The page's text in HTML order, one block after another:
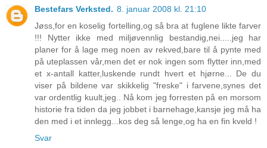
Bestefars Verksted. 8. januar 2008 kl. 21:10
Jøss,for en koselig fortelling,og så bra at fuglene likte farver
!!! Nytter ikke med miljøvennlig bestandig,nei.....jeg har
planer for å lage meg noen av rekved,bare til å pynte med
på uteplassen vår,men det er nok ingen som flytter inn,med
et x-antall katter,luskende rundt hvert et hjørne... De du
viser på bildene var skikkelig "freske" i farvene,synes det
var ordentlig kuult,jeg.. Nå kom jeg forresten på en morsom
historie fra tiden da jeg jobbet i barnehage,kansje jeg må ha
den med i et innlegg...kos deg så lenge,og ha en fin kveld !
Svar